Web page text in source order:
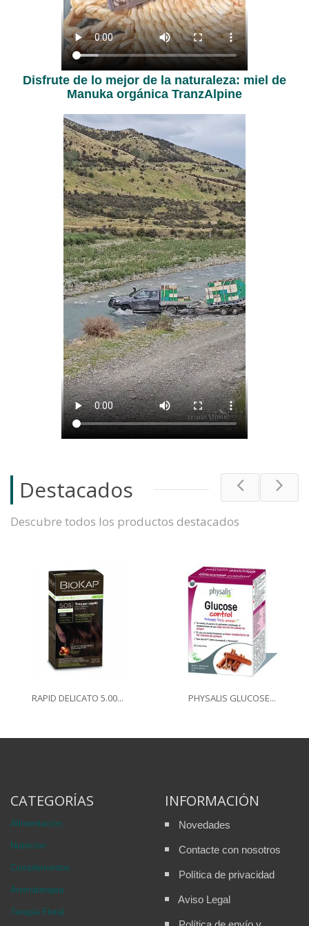
Disfrute de lo mejor de la naturaleza: miel de
Manuka orgánica TranzAlpine
Destacados
Descubre todos los productos destacados
RAPID DELICATO 5.00... PHYSALIS GLUCOSE...
CATEGORÍAS
Alimentación
Nutricion
Complementos
Aromaterapia
Terapia Floral
INFORMACIÓN
Novedades
Contacte con nosotros
Política de privacidad
Aviso Legal